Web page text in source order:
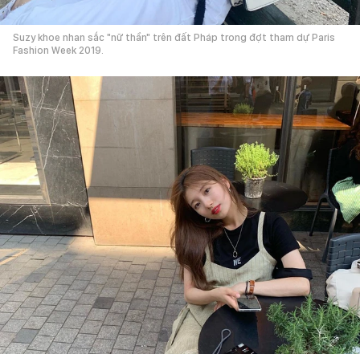
Suzy khoe nhan sắc "nữ thần" trên đất Pháp trong đợt tham dự Paris
Fashion Week 2019.